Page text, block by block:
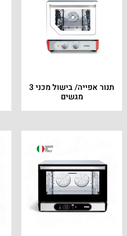
תנור אפייה/ בישול מכני 3
מגשים